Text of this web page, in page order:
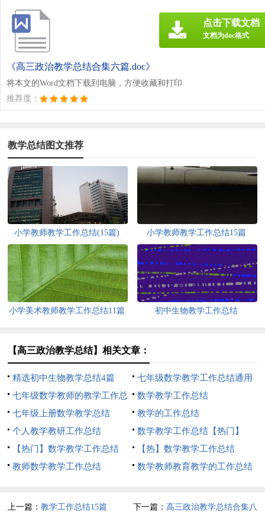
《高三政治教学总结合集六篇.doc》
将本文的Word文档下载到电脑，方便收藏和打印
推荐度：
点击下载文档
文档为doc格式
教学总结图文推荐
小学教师教学工作总结(15篇) 小学教师教学工作总结15篇
小学美术教师教学工作总结11篇 初中生物教学工作总结
【高三政治教学总结】相关文章：
精选初中生物教学总结4篇
七年级数学教学工作总结通用
15篇
七年级数学教师的教学工作总
结
数学教学工作总结
七年级上册数学教学总结
教学的工作总结
个人教学教研工作总结
数学教学工作总结【热门】
【热门】数学教学工作总结
【热】数学教学工作总结
教师数学教学工作总结
数学教师教育教学的工作总结
上一篇：教学工作总结15篇 下一篇： 高三政治教学总结合集八